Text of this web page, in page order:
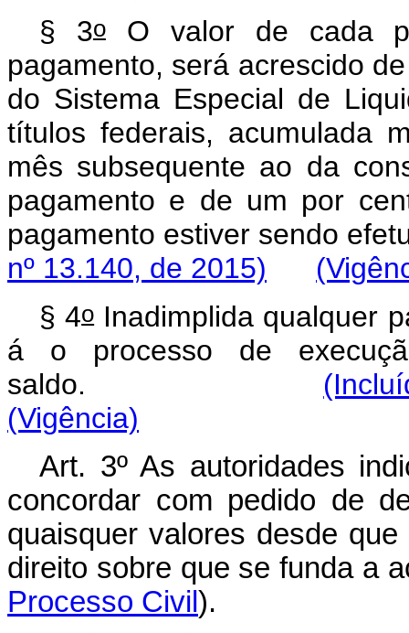
§ 3oO valor de cada
pagamento, será acrescido
do Sistema Especial de
títulos federais, acumulada
mês subsequente ao da
pagamento e de um por
pagamento estiver
nº 13.140, de 2015)
§ 4oInadimplida qualquer
á o processo de
saldo.
(Vigência)
Art. 3º As autoridades
concordar com pedido de
quaisquer valores desde
direito sobre que se funda a
Processo Civil ).